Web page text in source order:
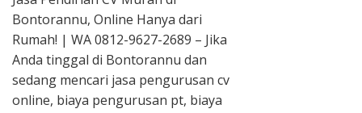
Bontorannu, Online Hanya dari
Rumah! | WA 0812-9627-2689 – Jika
Anda tinggal di Bontorannu dan
sedang mencari jasa pengurusan cv
online, biaya pengurusan pt, biaya